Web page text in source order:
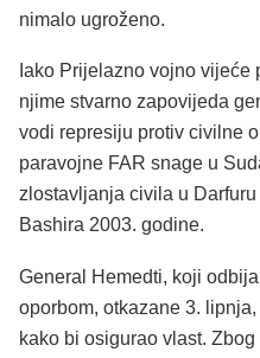
nimalo ugroženo.
Iako Prijelazno vojno vijeće
njime stvarno zapovijeda
vodi represiju protiv civilne
paravojne FAR snage u
zlostavljanja civila u
Bashira 2003. godine.
General Hemedti, koji
oporbom, otkazane 3.
kako bi osigurao vlast.